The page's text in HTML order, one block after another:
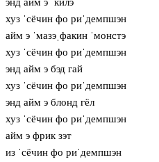
хуз ˈсёчин фо риˈдемпшэн
айм э ˈмазэˌфакин ˈмонстэ
хуз ˈсёчин фо риˈдемпшэн
энд айм э бэд гай
хуз ˈсёчин фо риˈдемпшэн
энд айм э блонд гёл
хуз ˈсёчин фо риˈдемпшэн
айм э фрик зэт
из ˈсёчин фо риˈдемпшэн